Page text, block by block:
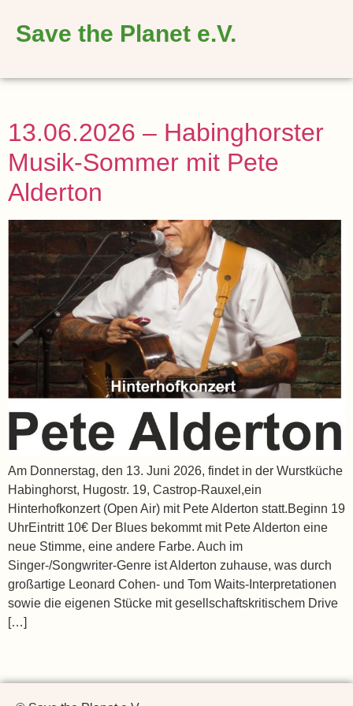
Save the Planet e.V.
13.06.2026 – Habinghorster
Musik-Sommer mit Pete
Alderton
Am Donnerstag, den 13. Juni 2026, findet in der Wurstküche
Habinghorst, Hugostr. 19, Castrop-Rauxel,ein
Hinterhofkonzert (Open Air) mit Pete Alderton statt.Beginn 19
UhrEintritt 10€ Der Blues bekommt mit Pete Alderton eine
neue Stimme, eine andere Farbe. Auch im
Singer-/Songwriter-Genre ist Alderton zuhause, was durch
großartige Leonard Cohen- und Tom Waits-Interpretationen
sowie die eigenen Stücke mit gesellschaftskritischem Drive
[…]